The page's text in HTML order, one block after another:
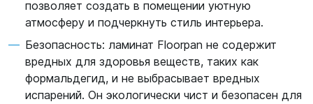
позволяет создать в помещении уютную
атмосферу и подчеркнуть стиль интерьера.
Безопасность: ламинат Floorpan не содержит
вредных для здоровья веществ, таких как
формальдегид, и не выбрасывает вредных
испарений. Он экологически чист и безопасен для